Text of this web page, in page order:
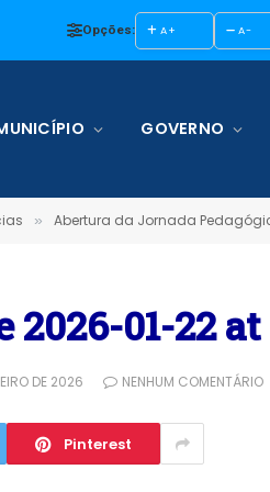
Opções: A+ A-
GOVERNO
» Abertura da Jornada
01-22 at
DE 2026 NENHUM COMENTÁRIO
Pinterest